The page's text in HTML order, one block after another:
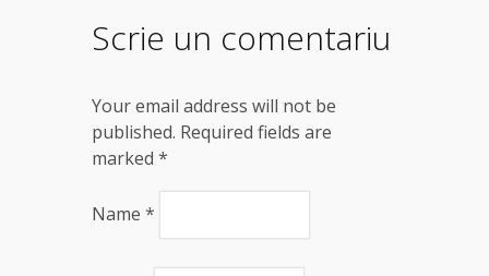
Scrie un comentariu
Your email address will not be
published. Required fields are
marked *
Name *